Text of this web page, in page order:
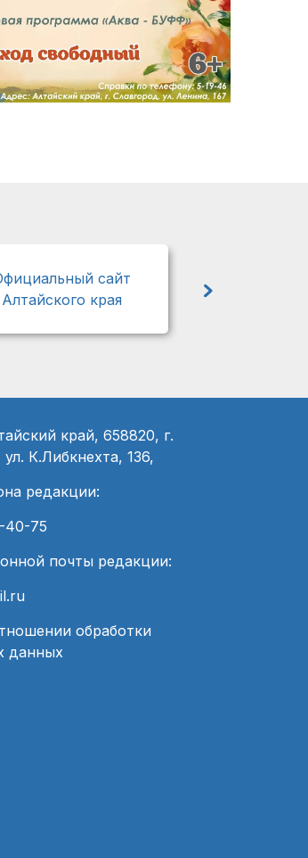
сайт
Алтайского края
край, 658820, г.
К.Либкнехта, 136,
редакции:
40-75
почты редакции:
обработки
данных